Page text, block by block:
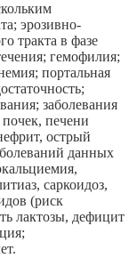
эрозивно-
тракта в фазе
гемофилия;
портальная
заболевания
печени
острый
данных
саркоидоз,
(риск
лактозы, дефицит